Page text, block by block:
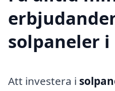
solpaneler i
Att investera i